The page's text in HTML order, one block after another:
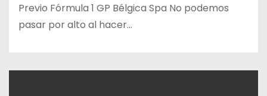
Previo Fórmula 1 GP Bélgica Spa No podemos
pasar por alto al hacer…